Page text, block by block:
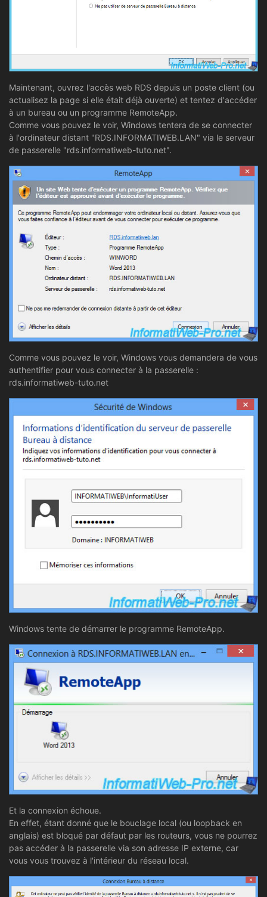
Maintenant, ouvrez l'accès web RDS depuis un poste client (ou
actualisez la page si elle était déjà ouverte) et tentez d'accéder
à un bureau ou un programme RemoteApp.
Comme vous pouvez le voir, Windows tentera de se connecter
à l'ordinateur distant "RDS.INFORMATIWEB.LAN" via le serveur
de passerelle "rds.informatiweb-tuto.net".
Comme vous pouvez le voir, Windows vous demandera de vous
authentifier pour vous connecter à la passerelle :
rds.informatiweb-tuto.net
Windows tente de démarrer le programme RemoteApp.
Et la connexion échoue.
En effet, étant donné que le bouclage local (ou loopback en
anglais) est bloqué par défaut par les routeurs, vous ne pourrez
pas accéder à la passerelle via son adresse IP externe, car
vous vous trouvez à l'intérieur du réseau local.